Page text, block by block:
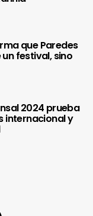
que Paredes
festival, sino
2024 prueba
internacional y